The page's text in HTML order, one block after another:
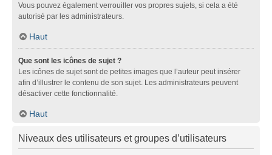
Vous pouvez également verrouiller vos propres sujets, si cela a été
autorisé par les administrateurs.
Haut
Que sont les icônes de sujet ?
Les icônes de sujet sont de petites images que l’auteur peut insérer
afin d’illustrer le contenu de son sujet. Les administrateurs peuvent
désactiver cette fonctionnalité.
Haut
Niveaux des utilisateurs et groupes d’utilisateurs